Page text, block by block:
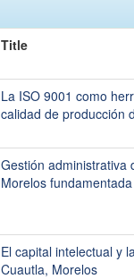
Title
La ISO 9001 como
calidad de producción
Gestión administrativa
Morelos
El capital intelectual y
Cuautla, Morelos